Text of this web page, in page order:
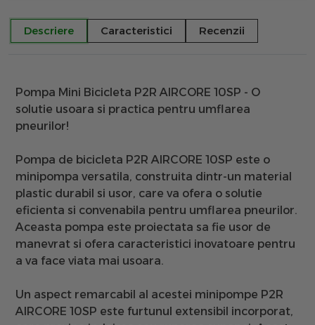
Descriere Caracteristici Recenzii
Pompa Mini Bicicleta P2R AIRCORE 10SP - O
solutie usoara si practica pentru umflarea
pneurilor!
Pompa de bicicleta P2R AIRCORE 10SP este o
minipompa versatila, construita dintr-un material
plastic durabil si usor, care va ofera o solutie
eficienta si convenabila pentru umflarea pneurilor.
Aceasta pompa este proiectata sa fie usor de
manevrat si ofera caracteristici inovatoare pentru
a va face viata mai usoara.
Un aspect remarcabil al acestei minipompe P2R
AIRCORE 10SP este furtunul extensibil incorporat,